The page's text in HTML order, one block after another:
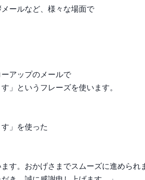
ールなど、様々な場面で
アップのメールで
」というフレーズを使います。
」を使った
す。おかげさまでスムーズに進められ